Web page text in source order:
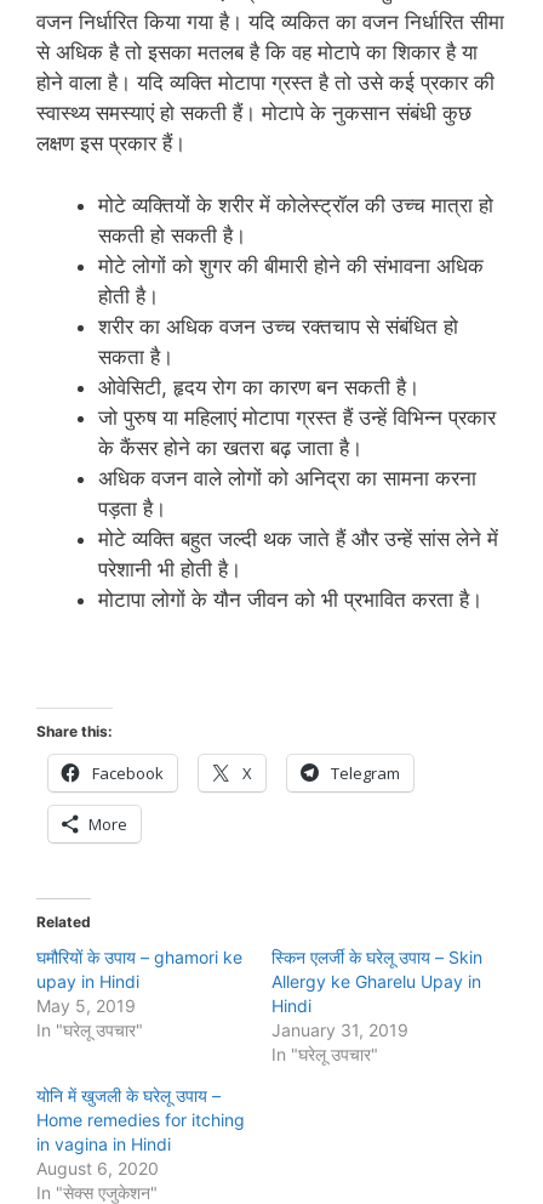
वजन निर्धारित किया गया है। यदि व्‍यकित का वजन निर्धारित सीमा
से अधिक है तो इसका मतलब है कि वह मोटापे का शिकार है या
होने वाला है। यदि व्‍यक्ति मोटापा ग्रस्‍त है तो उसे कई प्रकार की
स्‍वास्‍थ्‍य समस्‍याएं हो सकती हैं। मोटापे के नुकसान संबंधी कुछ
लक्षण इस प्रकार हैं।
मोटे व्‍यक्तियों के शरीर में कोलेस्‍ट्रॉल की उच्‍च मात्रा हो
सकती हो सकती है।
मोटे लोगों को शुगर की बीमारी होने की संभावना अधिक
होती है।
शरीर का अधिक वजन उच्‍च रक्‍तचाप से संबंधित हो
सकता है।
ओवेसिटी, हृदय रोग का कारण बन सकती है।
जो पुरुष या महिलाएं मोटापा ग्रस्‍त हैं उन्‍हें विभिन्‍न प्रकार
के कैंसर होने का खतरा बढ़ जाता है।
अधिक वजन वाले लोगों को अनिद्रा का सामना करना
पड़ता है।
मोटे व्‍यक्ति बहुत जल्‍दी थक जाते हैं और उन्‍हें सांस लेने में
परेशानी भी होती है।
मोटापा लोगों के यौन जीवन को भी प्रभावित करता है।
Share this:
Facebook X Telegram
More
Related
घमौरियों के उपाय – ghamori ke
upay in Hindi
May 5, 2019
In "घरेलू उपचार"
स्किन एलर्जी के घरेलू उपाय – Skin
Allergy ke Gharelu Upay in
Hindi
January 31, 2019
In "घरेलू उपचार"
योनि में खुजली के घरेलू उपाय –
Home remedies for itching
in vagina in Hindi
August 6, 2020
In "सेक्स एजुकेशन"